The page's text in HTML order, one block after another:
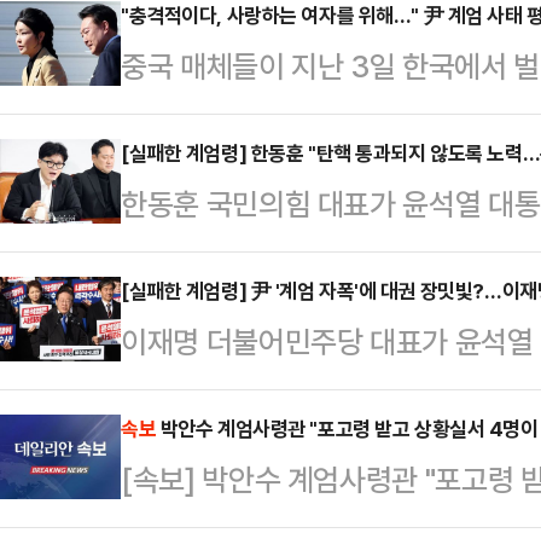
라는 최악의 평가는 면하게 됐다.
호 국민의힘 원내대표와는 달리 빠
를 계기로 한 대표를 중심으로 국면
다.4일 정치권에 따르면, 한 대표를
의 비상계엄 선포 이후 즉시 국회
해제 요구안 …
"충격적이다, 사랑하는 여자를 위해…" 尹 계엄 사태
중국 매체들이 지난 3일 한국에서
령의 부인 김건희 여사가 있다는 분
TV(CCTV), 영자지 글로벌타임스,
한국의 계엄령 사태를 긴급히 보도
등을 생중계하고, 해당 보도 영상
등에서 매체별로 수십 만건의 조회
화통신은 4일 '서울의 겨울: 윤석열
를 통해 계엄령…
[실패한 계엄령] 한동훈 "탄핵 통과되지 않도록 노력
한동훈 국민의힘 대표가 윤석열 대
과 관련해 "당대표로서 이번 탄핵은
들의 피해를 막기 위해 통과되지
는 5일 국회에서 열린 최고위원회
나아져야 한다. 그러면서도 범죄 혐
또 막아야 한다"며 이같이 말했다.
순 없다. 국민들께서 그걸 용납하
당원들도 엄정한 현실…
[실패한 계엄령] 尹 '계엄 자폭'에 대권 장밋빛?…이재
이재명 더불어민주당 대표가 윤석
따라 '대통령 탄핵소추 추진' 등 현
를 고리로 '사법리스크 현실화'로
졌고, 좀처럼 추동력이 붙지 않았
상황이다. 하지만 정치권 안팎에선
속보박안수 계엄사령관 "포고령 받고 상황실서 4명
[속보] 박안수 계엄사령관 "포고령
해"